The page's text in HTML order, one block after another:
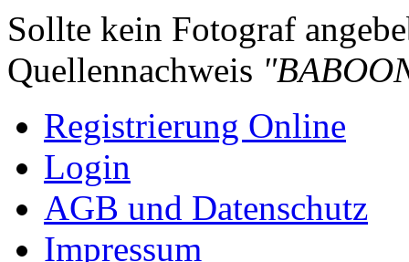
Sollte kein Fotograf
Quellennachweis
Registrierung Online
Login
AGB und Datenschutz
Impressum